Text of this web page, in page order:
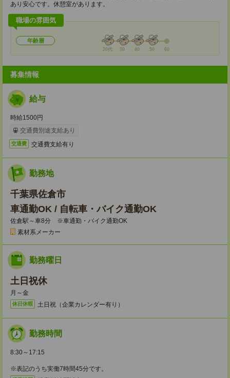
あり安心です。休憩室があります。
職場の雰囲気
年齢層
20代 30 40 50 60
募集情報
給与
時給1500円
交通費別途支給あり
交通費 交通費支給有り
勤務地
千葉県佐倉市
車通勤OK / 自転車・バイク通勤OK
佐倉駅～車8分 ※車通勤・バイク通勤OK
素材系メーカー
勤務曜日
土日祝休
月～金
休日休暇 土日祝（企業カレンダー有り）
勤務時間
8:30～17:15
※表記のうち実働7時間45分です。